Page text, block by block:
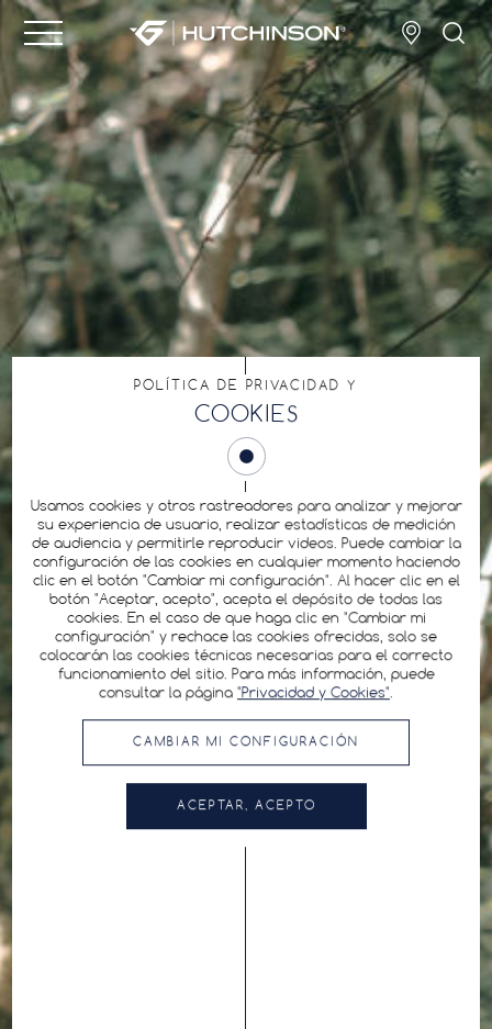
POLÍTICA DE PRIVACIDAD Y
COOKIES
Usamos cookies y otros rastreadores para analizar y mejorar
su experiencia de usuario, realizar estadísticas de medición
de audiencia y permitirle reproducir videos. Puede cambiar la
configuración de las cookies en cualquier momento haciendo
clic en el botón "Cambiar mi configuración". Al hacer clic en el
botón "Aceptar, acepto", acepta el depósito de todas las
cookies. En el caso de que haga clic en "Cambiar mi
configuración" y rechace las cookies ofrecidas, solo se
colocarán las cookies técnicas necesarias para el correcto
funcionamiento del sitio. Para más información, puede
consultar la página "Privacidad y Cookies".
CAMBIAR MI CONFIGURACIÓN
ACEPTAR, ACEPTO